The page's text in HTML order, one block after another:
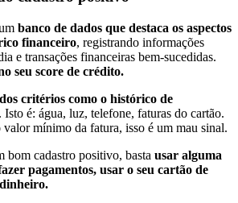
banco de dados que destaca os aspectos
financeiro, registrando informações
e transações financeiras bem-sucedidas.
seu score de crédito.
critérios como o histórico de
. Isto é: água, luz, telefone, faturas do cartão.
valor mínimo da fatura, isso é um mau sinal.
bom cadastro positivo, basta usar alguma
pagamentos, usar o seu cartão de